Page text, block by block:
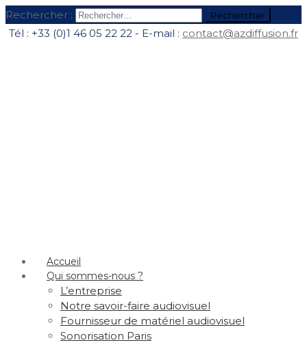
Rechercher :
Tél : +33 (0)1 46 05 22 22 - E-mail : contact@azdiffusion.fr
Accueil
Qui sommes-nous ?
L’entreprise
Notre savoir-faire audiovisuel
Fournisseur de matériel audiovisuel
Sonorisation Paris